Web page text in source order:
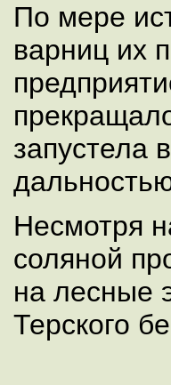
По мере
варниц их
запустела
Несмотря
соляной
на лесные
Терского